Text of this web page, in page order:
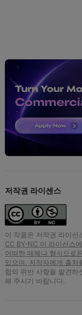
저작권 라이센스
이 작품은 저작권 라이
CC BY-NC 이 라이선스
어떠한 매체나 형식으로
있으며, 저작자에게 출처
합의 위반 사항을 발견하
해 주시기 바랍니다.